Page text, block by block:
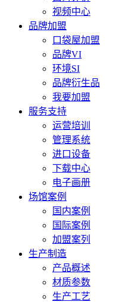
视频中心
品牌加盟
口袋屋加盟
品牌VI
环境SI
品牌衍生品
我要加盟
服务支持
运营培训
管理系统
进口设备
下载中心
电子画册
场馆案例
国内案例
国际案例
加盟案列
生产制造
产品概述
材质参数
生产工艺